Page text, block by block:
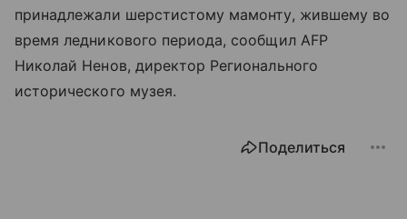
принадлежали шерстистому мамонту, жившему во
время ледникового периода, сообщил AFP
Николай Ненов, директор Регионального
исторического музея.
Поделиться